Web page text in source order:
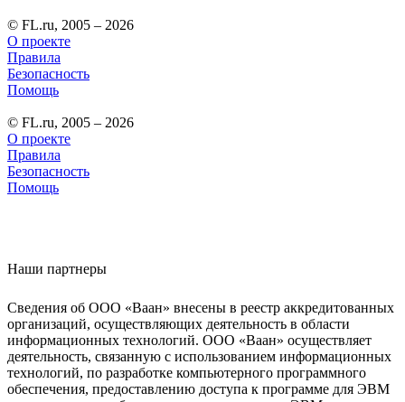
© FL.ru, 2005 – 2026
О проекте
Правила
Безопасность
Помощь
© FL.ru, 2005 – 2026
О проекте
Правила
Безопасность
Помощь
Наши партнеры
Сведения об ООО «Ваан» внесены в реестр аккредитованных
организаций, осуществляющих деятельность в области
информационных технологий. ООО «Ваан» осуществляет
деятельность, связанную с использованием информационных
технологий, по разработке компьютерного программного
обеспечения, предоставлению доступа к программе для ЭВМ